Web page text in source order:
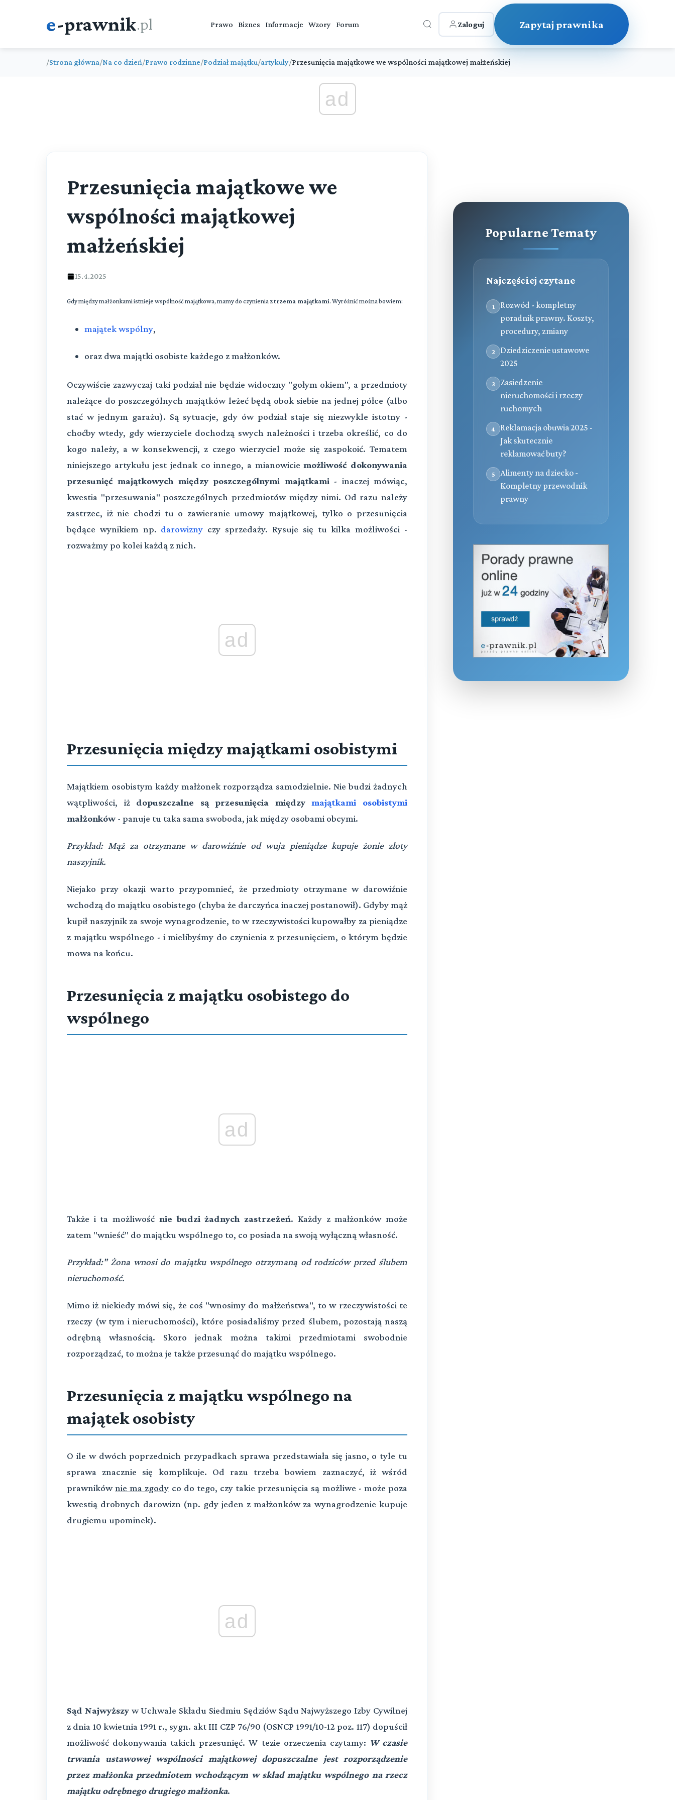
e-prawnik.pl Prawo Biznes Informacje Wzory Forum Zaloguj Zapytaj prawnika
/Strona główna/Na co dzień/Prawo rodzinne/Podział majątku/artykuly/Przesunięcia majątkowe we wspólności majątkowej małżeńskiej
ad
Przesunięcia majątkowe we
wspólności majątkowej
małżeńskiej
15.4.2025
Gdy między małżonkami istnieje wspólność majątkowa, mamy do czynienia ztrzema majątkami. Wyróżnić można bowiem:
majątek wspólny,
oraz dwa majątki osobiste każdego z małżonków.
Oczywiście zazwyczaj taki podział nie będzie widoczny "gołym okiem", a przedmioty
należące do poszczególnych majątków leżeć będą obok siebie na jednej półce (albo
stać w jednym garażu). Są sytuacje, gdy ów podział staje się niezwykle istotny -
choćby wtedy, gdy wierzyciele dochodzą swych należności i trzeba określić, co do
kogo należy, a w konsekwencji, z czego wierzyciel może się zaspokoić. Tematem
niniejszego artykułu jest jednak co innego, a mianowiciemożliwość dokonywania
przesunięć majątkowych między poszczególnymi majątkami - inaczej mówiąc,
kwestia "przesuwania" poszczególnych przedmiotów między nimi. Od razu należy
zastrzec, iż nie chodzi tu o zawieranie umowy majątkowej, tylko o przesunięcia
będące wynikiem np. darowizny czy sprzedaży. Rysuje się tu kilka możliwości -
rozważmy po kolei każdą z nich.
ad
Przesunięcia między majątkami osobistymi
Majątkiem osobistym każdy małżonek rozporządza samodzielnie. Nie budzi żadnych
wątpliwości, iż dopuszczalne są przesunięcia międzymajątkami osobistymi
małżonków- panuje tu taka sama swoboda, jak między osobami obcymi.
Przykład: Mąż za otrzymane w darowiźnie od wuja pieniądze kupuje żonie złoty
naszyjnik.
Niejako przy okazji warto przypomnieć, że przedmioty otrzymane w darowiźnie
wchodzą do majątku osobistego (chyba że darczyńca inaczej postanowił). Gdyby mąż
kupił naszyjnik za swoje wynagrodzenie, to w rzeczywistości kupowałby za pieniądze
z majątku wspólnego - i mielibyśmy do czynienia z przesunięciem, o którym będzie
mowa na końcu.
Przesunięcia z majątku osobistego do
wspólnego
ad
Także i ta możliwość nie budzi żadnych zastrzeżeń. Każdy z małżonków może
zatem "wnieść" do majątku wspólnego to, co posiada na swoją wyłączną własność.
Przykład:" Żona wnosi do majątku wspólnego otrzymaną od rodziców przed ślubem
nieruchomość.
Mimo iż niekiedy mówi się, że coś "wnosimy do małżeństwa", to w rzeczywistości te
rzeczy (w tym i nieruchomości), które posiadaliśmy przed ślubem, pozostają naszą
odrębną własnością. Skoro jednak można takimi przedmiotami swobodnie
rozporządzać, to można je także przesunąć do majątku wspólnego.
Przesunięcia z majątku wspólnego na
majątek osobisty
O ile w dwóch poprzednich przypadkach sprawa przedstawiała się jasno, o tyle tu
sprawa znacznie się komplikuje. Od razu trzeba bowiem zaznaczyć, iż wśród
prawnikównie ma zgody co do tego, czy takie przesunięcia są możliwe - może poza
kwestią drobnych darowizn (np. gdy jeden z małżonków za wynagrodzenie kupuje
drugiemu upominek).
ad
Sąd Najwyższyw Uchwale Składu Siedmiu Sędziów Sądu Najwyższego Izby Cywilnej
z dnia 10 kwietnia 1991 r., sygn. akt III CZP 76/90 (OSNCP 1991/10-12 poz. 117) dopuścił
możliwość dokonywania takich przesunięć. W tezie orzeczenia czytamy: W czasie
trwania ustawowej wspólności majątkowej dopuszczalne jest rozporządzenie
przez małżonka przedmiotem wchodzącym w skład majątku wspólnego na rzecz
majątku odrębnego drugiego małżonka.
Popularne Tematy
Najczęściej czytane
1
Rozwód - kompletny
poradnik prawny. Koszty,
procedury, zmiany
2
Dziedziczenie ustawowe
2025
3
Zasiedzenie
nieruchomości i rzeczy
ruchomych
4
Reklamacja obuwia 2025 -
Jak skutecznie
reklamować buty?
5
Alimenty na dziecko -
Kompletny przewodnik
prawny